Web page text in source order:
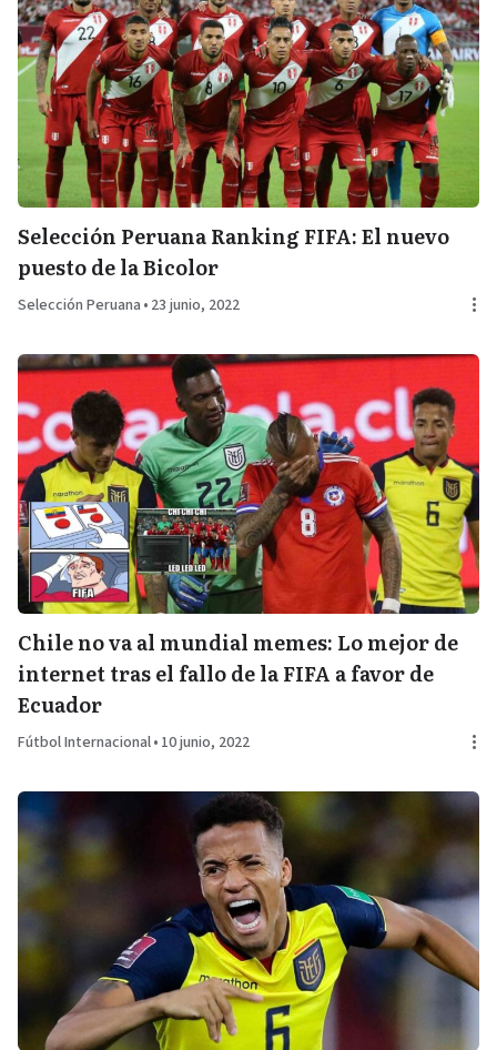
Selección Peruana Ranking FIFA: El nuevo
puesto de la Bicolor
Selección Peruana • 23 junio, 2022
Chile no va al mundial memes: Lo mejor de
internet tras el fallo de la FIFA a favor de
Ecuador
Fútbol Internacional• 10 junio, 2022